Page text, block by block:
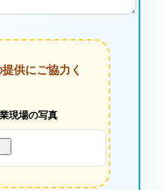
供にご協力く
現場の写真